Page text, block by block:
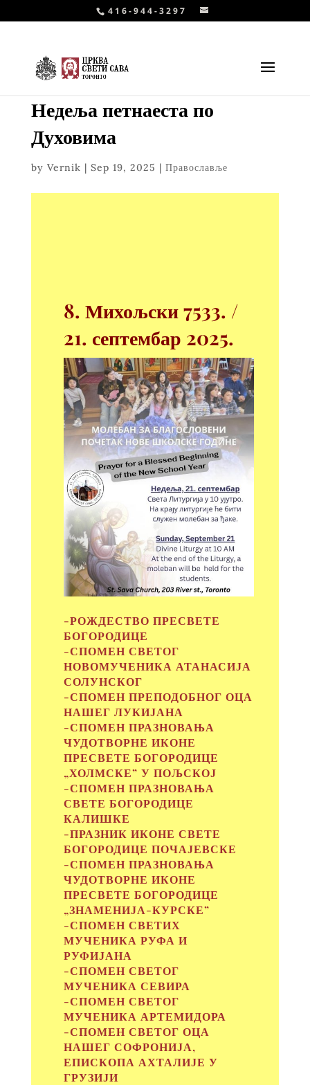
416-944-3297
Недеља петнаеста по
Духовима
by Vernik | Sep 19, 2025 | Православље
8. Михољски7533. /
21. септембар 2025.
-РОЖДЕСТВО ПРЕСВЕТЕ
БОГОРОДИЦЕ
-СПОМЕН СВЕТОГ
НОВОМУЧЕНИКА АТАНАСИЈА
СОЛУНСКОГ
-СПОМЕН ПРЕПОДОБНОГ ОЦА
НАШЕГ ЛУКИЈАНА
-СПОМЕН ПРАЗНОВАЊА
ЧУДОТВОРНЕ ИКОНЕ
ПРЕСВЕТЕ БОГОРОДИЦЕ
„ХОЛМСКЕ” У ПОЉСКОЈ
-СПОМЕН ПРАЗНОВАЊА
СВЕТЕ БОГОРОДИЦЕ
КАЛИШКЕ
-ПРАЗНИК ИКОНЕ СВЕТЕ
БОГОРОДИЦЕ ПОЧАЈЕВСКЕ
-СПОМЕН ПРАЗНОВАЊА
ЧУДОТВОРНЕ ИКОНЕ
ПРЕСВЕТЕ БОГОРОДИЦЕ
„ЗНАМЕНИЈА-КУРСКЕ”
-СПОМЕН СВЕТИХ
МУЧЕНИКА РУФА И
РУФИЈАНА
-СПОМЕН СВЕТОГ
МУЧЕНИКА СЕВИРА
-СПОМЕН СВЕТОГ
МУЧЕНИКА АРТЕМИДОРА
-СПОМЕН СВЕТОГ ОЦА
НАШЕГ СОФРОНИЈА,
ЕПИСКОПА АХТАЛИЈЕ У
ГРУЗИЈИ